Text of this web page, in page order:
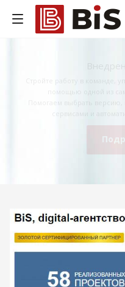
Помогаем выбрать